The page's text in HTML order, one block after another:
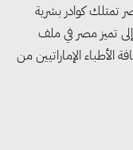
تمتلك كوادر بشرية
تميز مصر في ملف
الإماراتيين من
يبحثان
الإنتاج